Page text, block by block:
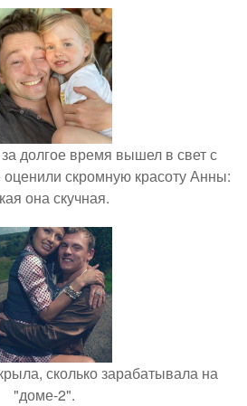
долгое время вышел в свет с
скромную красоту Анны:
она скучная.
сколько зарабатывала на
"доме-2".